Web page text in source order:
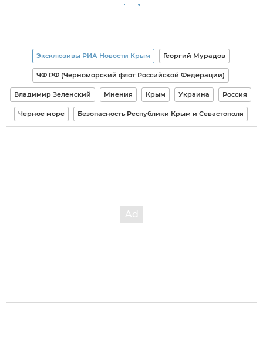
Эксклюзивы РИА Новости Крым Георгий Мурадов
ЧФ РФ (Черноморский флот Российской Федерации)
Владимир Зеленский Мнения Крым Украина Россия
Черное море Безопасность Республики Крым и Севастополя